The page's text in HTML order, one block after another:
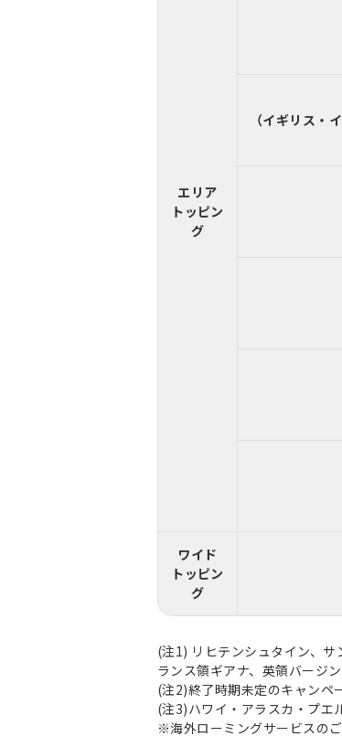
エリア
トッピン
グ
（イギリス・
ワイド
トッピン
グ
(注1) リヒテンシュタイン、
ランス領ギアナ、英領バージ
(注2)終了時期未定のキャンペ
(注3)ハワイ・アラスカ・プエ
※海外ローミングサービスの